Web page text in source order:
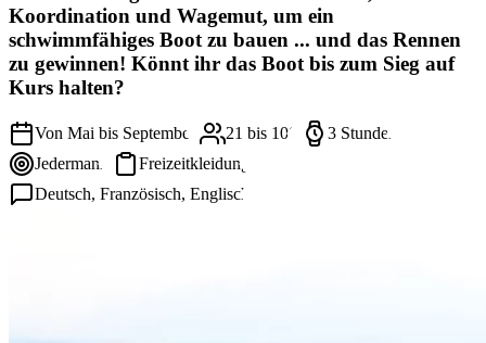
Koordination und Wagemut, um ein
schwimmfähiges Boot zu bauen ... und das Rennen
zu gewinnen! Könnt ihr das Boot bis zum Sieg auf
Kurs halten?
Von Mai bis September 21 bis 100
3 Stunden
Jedermann
Freizeitkleidung
Deutsch, Französisch, Englisch